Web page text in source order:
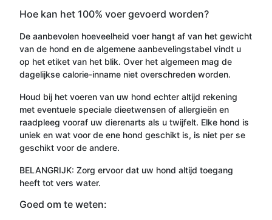
Hoe kan het 100% voer gevoerd worden?
De aanbevolen hoeveelheid voer hangt af van het gewicht
van de hond en de algemene aanbevelingstabel vindt u
op het etiket van het blik. Over het algemeen mag de
dagelijkse calorie-inname niet overschreden worden.
Houd bij het voeren van uw hond echter altijd rekening
met eventuele speciale dieetwensen of allergieën en
raadpleeg vooraf uw dierenarts als u twijfelt. Elke hond is
uniek en wat voor de ene hond geschikt is, is niet per se
geschikt voor de andere.
BELANGRIJK: Zorg ervoor dat uw hond altijd toegang
heeft tot vers water.
Goed om te weten: